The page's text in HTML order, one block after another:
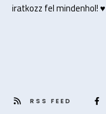
iratkozz fel mindenhol! ♥️
RSS FEED